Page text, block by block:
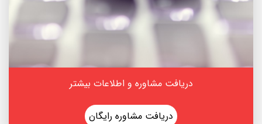
دریافت مشاوره و اطلاعات بیشتر
دریافت مشاوره رایگان